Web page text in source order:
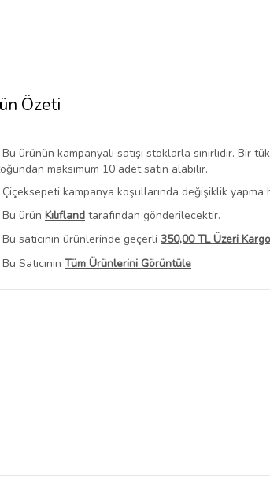
Özeti
Bu ürünün kampanyalı satışı stoklarla sınırlıdır. Bir
maksimum 10 adet satın alabilir.
Çiçeksepeti kampanya koşullarında değişiklik yapma
Bu ürün Kılıfland tarafından gönderilecektir.
Bu satıcının ürünlerinde geçerli 350,00 TL Üzeri
Bu Satıcının Tüm Ürünlerini Görüntüle
Ürün sayfasında gördüğünüz fiyat bilgileri, satıcı